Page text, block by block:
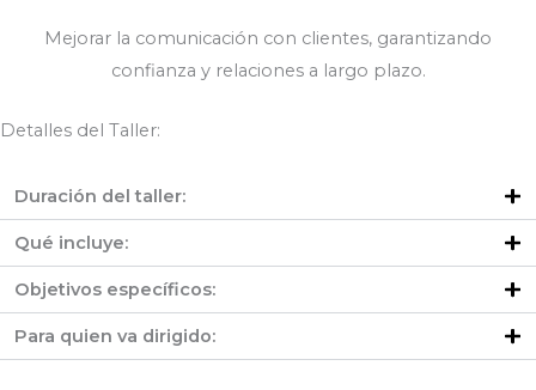
Mejorar la comunicación con clientes, garantizando
confianza y relaciones a largo plazo.
Detalles del Taller:
Duración del taller:
Qué incluye:
Objetivos específicos:
Para quien va dirigido: